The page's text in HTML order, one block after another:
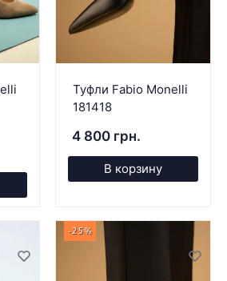
Туфли Fabio Monelli
181418
4 800 грн.
В корзину
-25%